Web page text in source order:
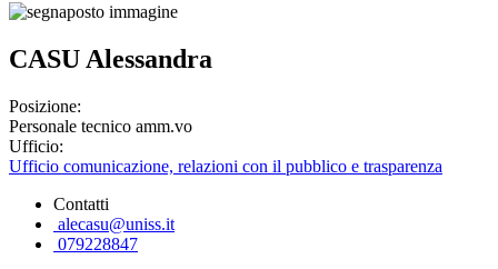
CASU Alessandra
Posizione:
Personale tecnico amm.vo
Ufficio:
Ufficio comunicazione, relazioni con il pubblico e trasparenza
Contatti
alecasu@uniss.it
079228847